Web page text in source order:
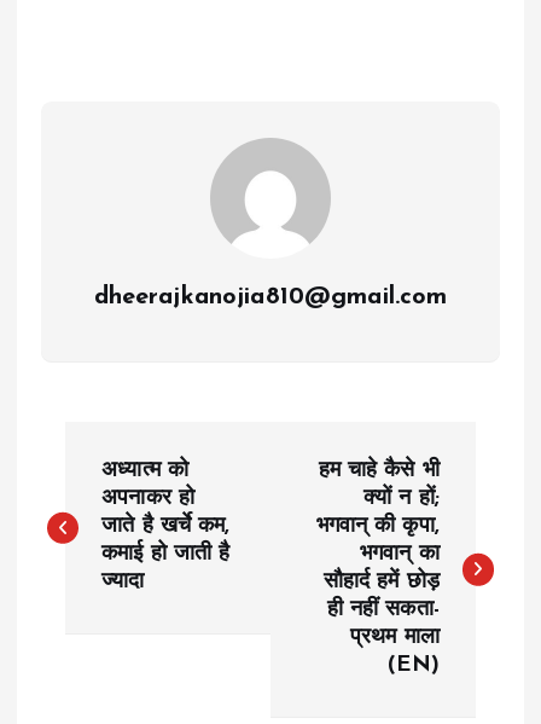
dheerajkanojia810@gmail.com
o
अध्यात्म को
अपनाकर हो
जाते है खर्चे कम,
कमाई हो जाती है
ज्यादा
हम चाहे कैसे भी
क्यों न हों;
भगवान्‌ की कृपा,
भगवान्‌ का
सौहार्द हमें छोड़
ही नहीं सकता-
प्रथम माला
(EN)